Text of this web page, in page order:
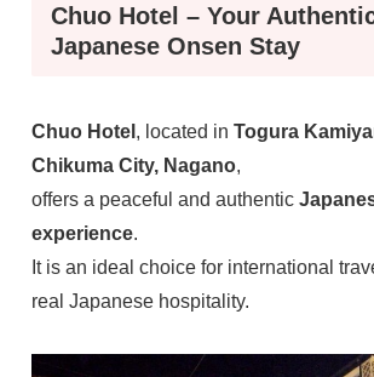
Chuo Hotel – Your
Japanese Onsen Stay
Chuo Hotel , located in Togura
Chikuma City, Nagano,
offers a peaceful and authentic
experience.
It is an ideal choice for international
real Japanese hospitality.